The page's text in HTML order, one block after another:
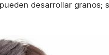
pueden desarrollar granos;